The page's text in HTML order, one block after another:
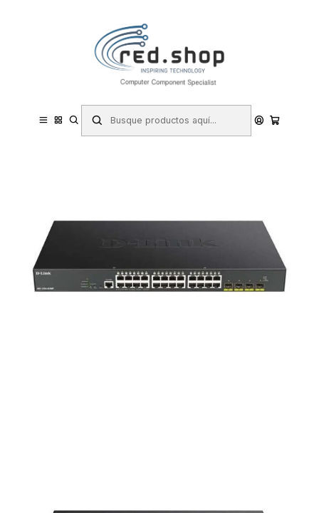
Haga Click Aqui
Redes y Conectividad Switchs
D-Link Switch Semigestionable 24 Puertos Gigabit PoE 370W + 4